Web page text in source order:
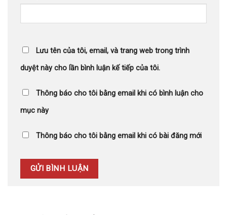
Lưu tên của tôi, email, và trang web trong trình
duyệt này cho lần bình luận kế tiếp của tôi.
Thông báo cho tôi bằng email khi có bình luận cho
mục này
Thông báo cho tôi bằng email khi có bài đăng mới